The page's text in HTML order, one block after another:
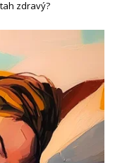
zdravý?